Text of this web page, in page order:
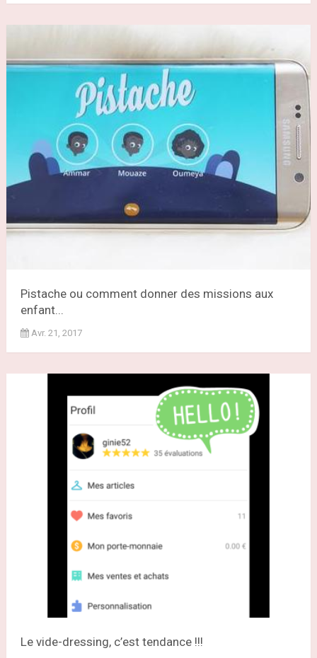
Pistache ou comment donner des missions aux
enfant...
Avr. 21, 2017
Le vide-dressing, c’est tendance !!!